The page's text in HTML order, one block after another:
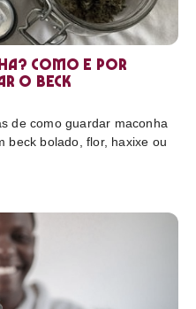
Como e por
o beck
de como guardar maconha
beck bolado, flor, haxixe ou